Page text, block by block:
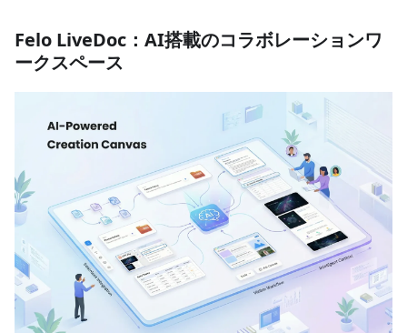
Felo LiveDoc：AI搭載のコラボレーションワ
ークスペース